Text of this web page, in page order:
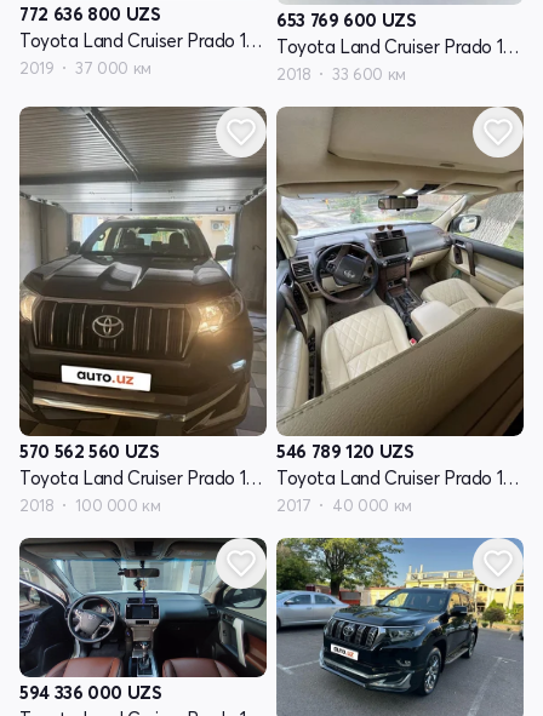
772 636 800 UZS
Toyota Land Cruiser Prado 150 Series рестайлинг 2
2019 37 000 км
653 769 600 UZS
Toyota Land Cruiser Prado 150 Series рестайлинг 2
2018 33 600 км
570 562 560 UZS
Toyota Land Cruiser Prado 150 Series рестайлинг 2
2018 100 000 км
546 789 120 UZS
Toyota Land Cruiser Prado 150 Series рестайлинг 2
2017 40 000 км
594 336 000 UZS